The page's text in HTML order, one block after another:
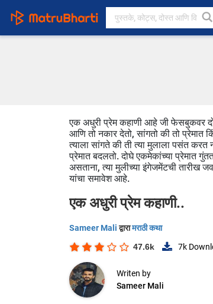
एक अधुरी प्रेम कहाणी आहे जी फेसबुकवर
आणि तो नकार देतो, सांगतो की तो प्रेमात
त्याला सांगते की ती त्या मुलाला पसंत
प्रेमात बदलतो. दोघे एकमेकांच्या प्रेमात
असताना, त्या मुलीच्या इंगेजमेंटची तारीख
यांचा समावेश आहे.
एक अधुरी प्रेम कहाणी..
Sameer Maliद्वारामराठी कथा
47.6k 7k
Writen by
Sameer Mali